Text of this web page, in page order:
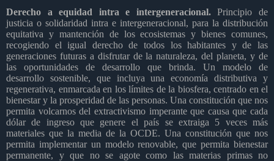
Derecho a equidad intra e intergeneracional.Principio de
justicia o solidaridad intra e intergeneracional, para la distribución
equitativa y mantención de los ecosistemas y bienes comunes,
recogiendo el igual derecho de todos los habitantes y de las
generaciones futuras a disfrutar de la naturaleza, del planeta, y de
las oportunidades de desarrollo que brinda. Un modelo de
desarrollo sostenible, que incluya una economía distributiva y
regenerativa, enmarcada en los límites de la biosfera, centrado en el
bienestar y la prosperidad de las personas. Una constitución que nos
permita volcarnos del extractivismo imperante que causa que cada
dólar de ingreso que genere el país se extraiga 5 veces más
materiales que la media de la OCDE. Una constitución que nos
permita implementar un modelo renovable, que permita bienestar
permanente, y que no se agote como las materias primas no